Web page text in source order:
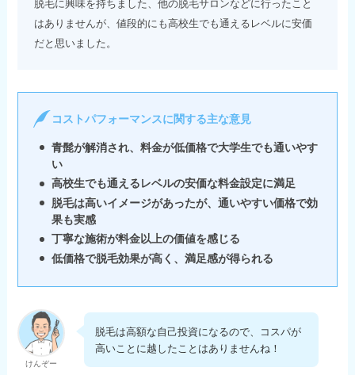
脱毛に興味を持ちました、他の脱毛サロンなどに行ったこと
はありませんが、値段的にも高校生でも通えるレベルに安価
だと思いました。
コストパフォーマンスに関する主な意見
青髭が解消され、料金が低価格で大学生でも通いやす
い
高校生でも通えるレベルの安価な料金設定に満足
脱毛は高いイメージがあったが、通いやすい価格で効
果も実感
丁寧な施術が料金以上の価値を感じる
低価格で脱毛効果が高く、満足感が得られる
けんぞー
脱毛は高額な自己投資になるので、コスパが
高いことに越したことはありませんね！